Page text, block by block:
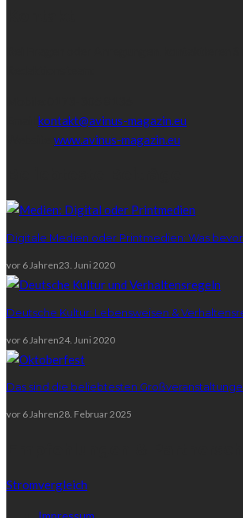
kontakt@avinus-magazin.eu
www.avinus-magazin.eu
Digitale Medien oder Printmedien: Was
vor 6 Jahren23. Juni 2020
Deutsche Kultur: Lebensweisen &
vor 6 Jahren24. Juni 2020
Das sind die beliebtesten
vor 6 Jahren28. Februar 2025
Stromvergleich